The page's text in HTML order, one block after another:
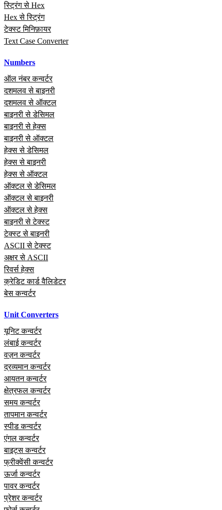
स्ट्रिंग से Hex
Hex से स्ट्रिंग
टेक्स्ट मिनिफ़ायर
Text Case Converter
Numbers
ऑल नंबर कन्वर्टर
दशमलव से बाइनरी
दशमलव से ऑक्टल
बाइनरी से डेसिमल
बाइनरी से हेक्स
बाइनरी से ऑक्टल
हेक्स से डेसिमल
हेक्स से बाइनरी
हेक्स से ऑक्टल
ऑक्टल से डेसिमल
ऑक्टल से बाइनरी
ऑक्टल से हेक्स
बाइनरी से टेक्स्ट
टेक्स्ट से बाइनरी
ASCII से टेक्स्ट
अक्षर से ASCII
रिवर्स हेक्स
क्रेडिट कार्ड वैलिडेटर
बेस कन्वर्टर
Unit Converters
यूनिट कन्वर्टर
लंबाई कन्वर्टर
वज़न कन्वर्टर
द्रव्यमान कन्वर्टर
आयतन कन्वर्टर
क्षेत्रफल कन्वर्टर
समय कन्वर्टर
तापमान कन्वर्टर
स्पीड कन्वर्टर
एंगल कन्वर्टर
बाइट्स कन्वर्टर
फ्रीक्वेंसी कन्वर्टर
ऊर्जा कन्वर्टर
पावर कन्वर्टर
प्रेशर कन्वर्टर